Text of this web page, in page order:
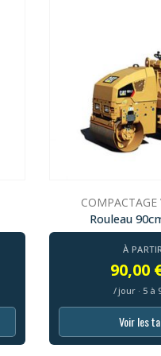
Rouleau
À
90,00
/ jour · 5 à
Voir les